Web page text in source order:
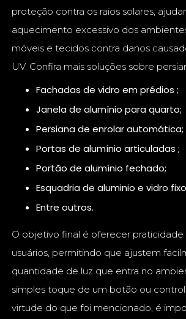
proteção contra os raios solares,
aquecimento excessivo dos
móveis e tecidos contra danos
UV. Confira mais soluções sobre
fachadas de vidro em prédios ;
janela de alumínio para quarto;
persiana de enrolar automática;
portas de alumínio articuladas ;
portão de alumínio fechado;
esquadria de aluminio e vidro
entre outros.
O objetivo final é oferecer
usuários, permitindo que ajustem
quantidade de luz que entra no
simples toque de um botão ou
virtude do que foi mencionado, é